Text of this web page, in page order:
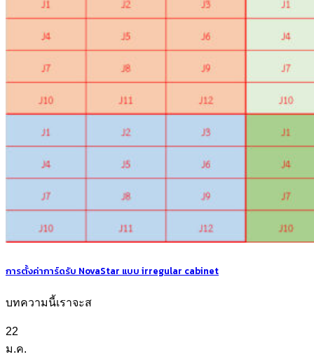
การตั้งค่าการ์ดรับ NovaStar แบบ irregular cabinet
บทความนี้เราจะส
22
ม.ค.